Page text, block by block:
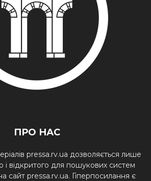
ПРО НАС
pressa.rv.ua дозволяється лише
і відкритого для пошукових систем
сайт pressa.rv.ua. Гіперпосилання є